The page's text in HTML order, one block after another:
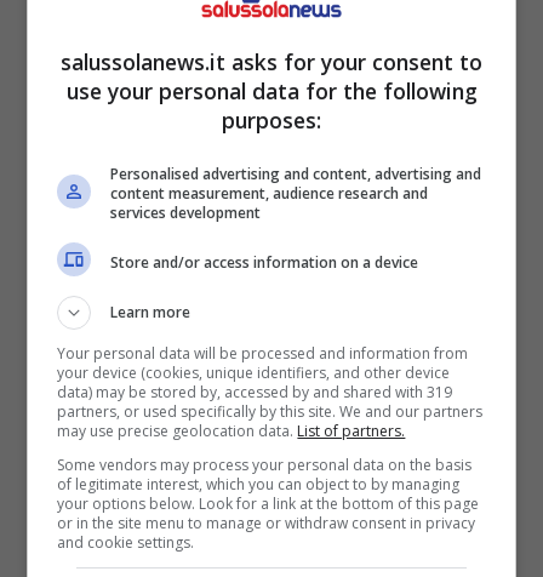
spetta/salussolanews.it
In Italia oltre la metà dei pensionati deve
vivere con il trattamento minimo dell’Inps
che, ad oggi, nonostante tutte le rivalutazioni
corrisponde a poco più di 600 euro al mese.
Lo stipendio medio di un lavoratore
dipendente si aggira intorno ai 1500 euro
mensili.Va da sé che un bonus di 2000 euro
salussolanews.it asks for your consent to
use your personal data for the following
purposes:
Personalised advertising and content, advertising and
content measurement, audience research and
services development
Store and/or access information on a device
Learn more
Your personal data will be processed and information from
your device (cookies, unique identifiers, and other device
data) may be stored by, accessed by and shared with 319
partners, or used specifically by this site. We and our partners
may use precise geolocation data. List of partners.
Some vendors may process your personal data on the basis
of legitimate interest, which you can object to by managing
your options below. Look for a link at the bottom of this page
or in the site menu to manage or withdraw consent in privacy
and cookie settings.